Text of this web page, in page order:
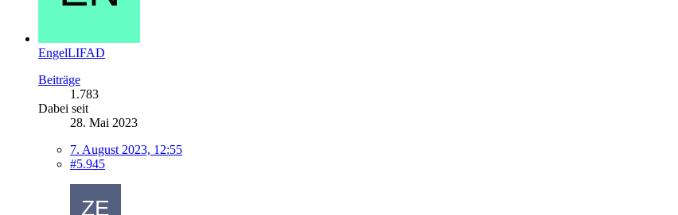
EngelLIFAD
Beiträge
1.783
Dabei seit
28. Mai 2023
7. August 2023, 12:55
#5.945